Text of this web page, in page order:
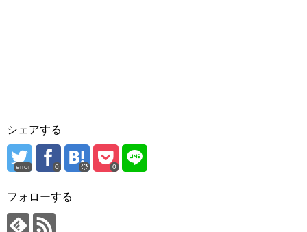
シェアする
error 0 0
フォローする